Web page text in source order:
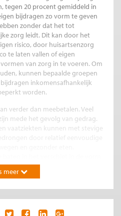
tegen 20 procent gemiddeld in
bijdragen zo vorm te geven
zonder dat het tot
zorg leidt. Dit kan door het
risico, door huisartsenzorg
te laten vallen of eigen
van zorg in te voeren. Om
kunnen bepaalde groepen
inkomensafhankelijk
worden.
verder dan meebetalen. Veel
mede het gevolg van gedrag.
vaatziekten kunnen met stevige
productiviteit en een hoger
voor het oprapen lijkt, blijkt
meer